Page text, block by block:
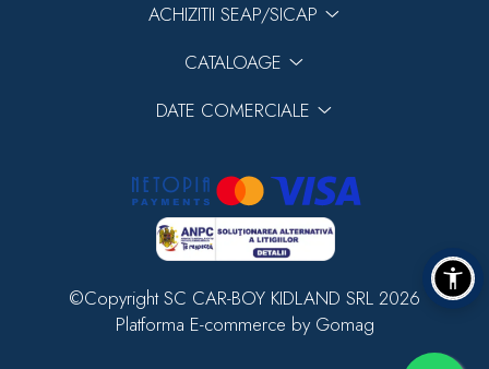
ACHIZITII SEAP/SICAP
CATALOAGE
DATE COMERCIALE
©Copyright SC CAR-BOY KIDLAND SRL 2026
Platforma E-commerce by Gomag